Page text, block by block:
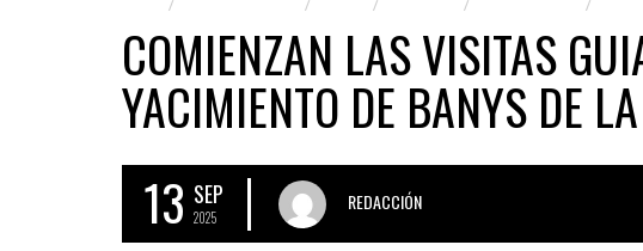
COMIENZAN LAS VISITAS
YACIMIENTO DE BANYS DE
13 SEP
2025
REDACCIÓN